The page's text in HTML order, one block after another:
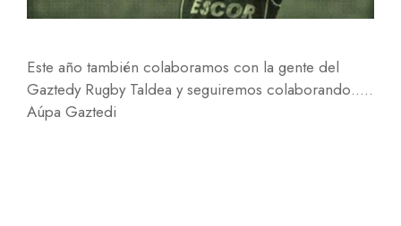
Este año también colaboramos con la gente del
Gaztedy Rugby Taldea y seguiremos colaborando…..
Aúpa Gaztedi